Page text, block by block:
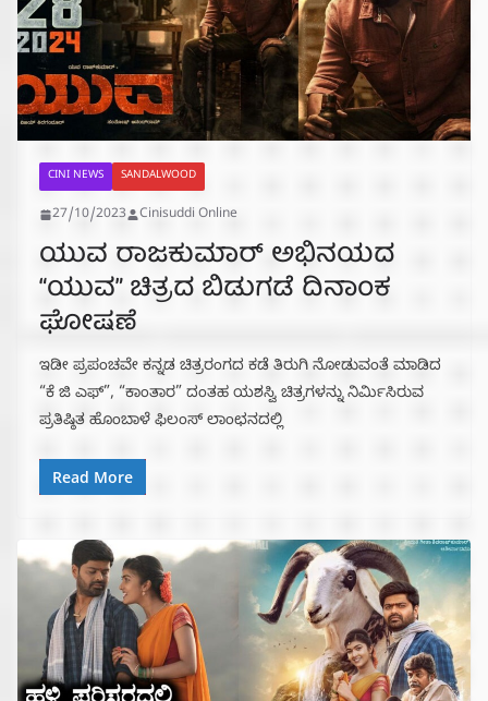
CINI NEWS SANDALWOOD
27/10/2023 Cinisuddi Online
ಯುವ ರಾಜಕುಮಾರ್ ಅಭಿನಯದ
“ಯುವ” ಚಿತ್ರದ ಬಿಡುಗಡೆ ದಿನಾಂಕ
ಘೋಷಣೆ
ಇಡೀ ಪ್ರಪಂಚವೇ ಕನ್ನಡ ಚಿತ್ರರಂಗದ ಕಡೆ ತಿರುಗಿ ನೋಡುವಂತೆ ಮಾಡಿದ
“ಕೆ ಜಿ ಎಫ್”, “ಕಾಂತಾರ” ದಂತಹ ಯಶಸ್ವಿ ಚಿತ್ರಗಳನ್ನು ನಿರ್ಮಿಸಿರುವ
ಪ್ರತಿಷ್ಠಿತ ಹೊಂಬಾಳೆ ಫಿಲಂಸ್ ಲಾಂಛನದಲ್ಲಿ
Read More